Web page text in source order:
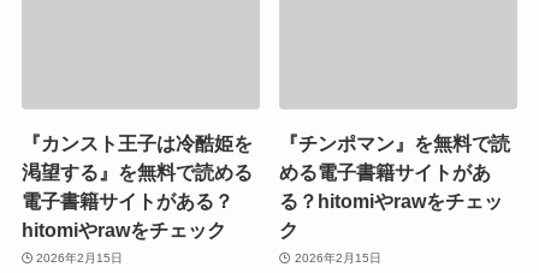
『カンスト王子は冷酷姫を
渇望する』を無料で読める
電子書籍サイトがある？
hitomiやrawをチェック
2026年2月15日
『チンポマン』を無料で読
める電子書籍サイトがあ
る？hitomiやrawをチェッ
ク
2026年2月15日